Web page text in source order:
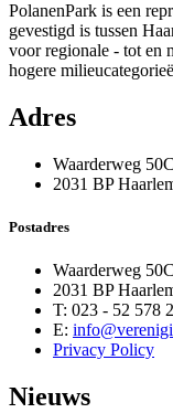
PolanenPark is een
gevestigd is tussen
voor regionale - tot en
hogere
Adres
Waarderweg 50C
2031 BP
Postadres
Waarderweg 50C
2031 BP
T: 023 - 52 578
E:
Privacy Policy
Nieuws